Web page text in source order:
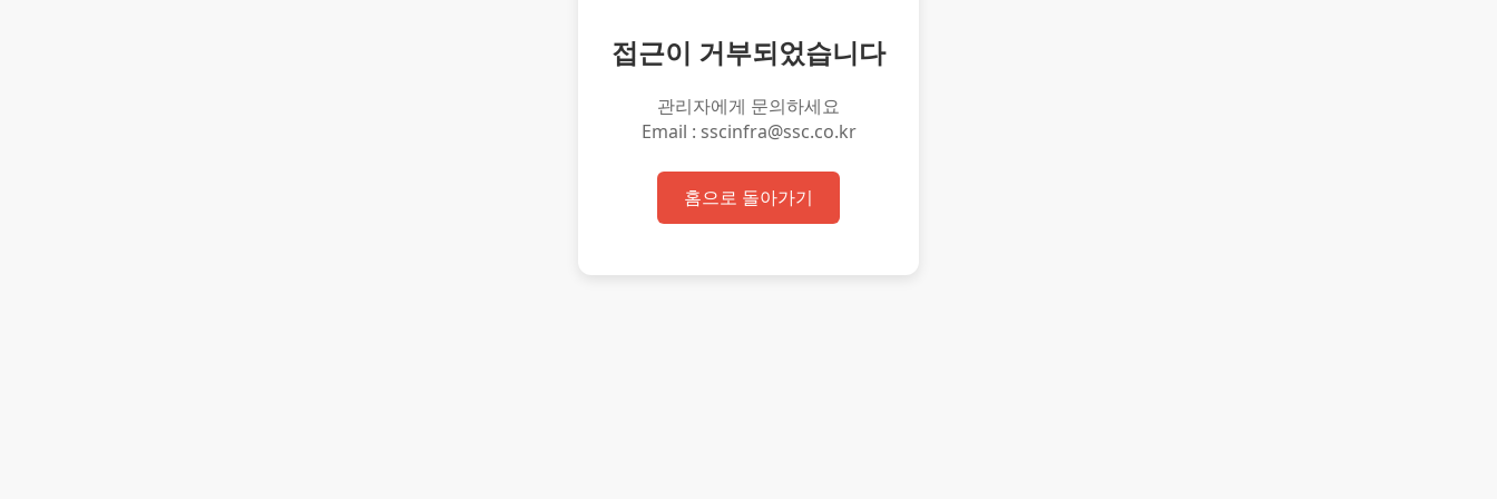
접근이 거부되었습니다
관리자에게 문의하세요
Email : sscinfra@ssc.co.kr
홈으로 돌아가기